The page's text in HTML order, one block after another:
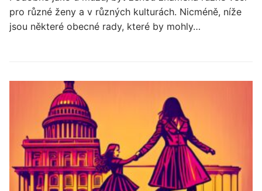
pro různé ženy a v různých kulturách. Nicméně, níže
jsou některé obecné rady, které by mohly…